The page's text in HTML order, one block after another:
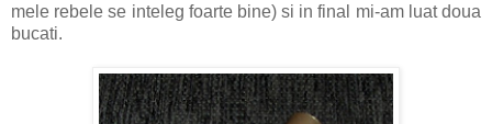
mele rebele se inteleg foarte bine) si in final mi-am luat doua
bucati.